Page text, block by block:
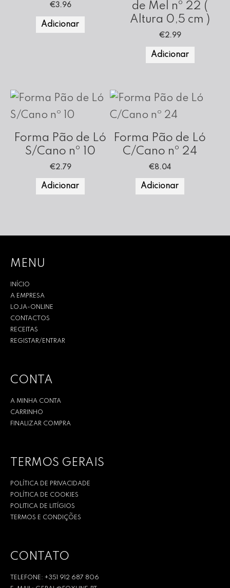
€3.96
Adicionar
de Mel nº 22 (
Altura 0,5 cm )
€2.99
Adicionar
Forma Pão de Ló
S/Cano nº 10
€2.79
Adicionar
Forma Pão de Ló
C/Cano nº 24
€8.04
Adicionar
MENU
INÍCIO
A EMPRESA
LOJA-ONLINE
CONTACTOS
RECEITAS
REGISTAR/ENTRAR
CONTA
A MINHA CONTA
CARRINHO
FINALIZAR COMPRA
TERMOS GERAIS
POLÍTICA DE PRIVACIDADE
POLÍTICA DE COOKIES
POLITICA DE LITÍGIOS
TERMOS E CONDIÇÕES
CONTATO
TELEFONE: +351 912 687 806